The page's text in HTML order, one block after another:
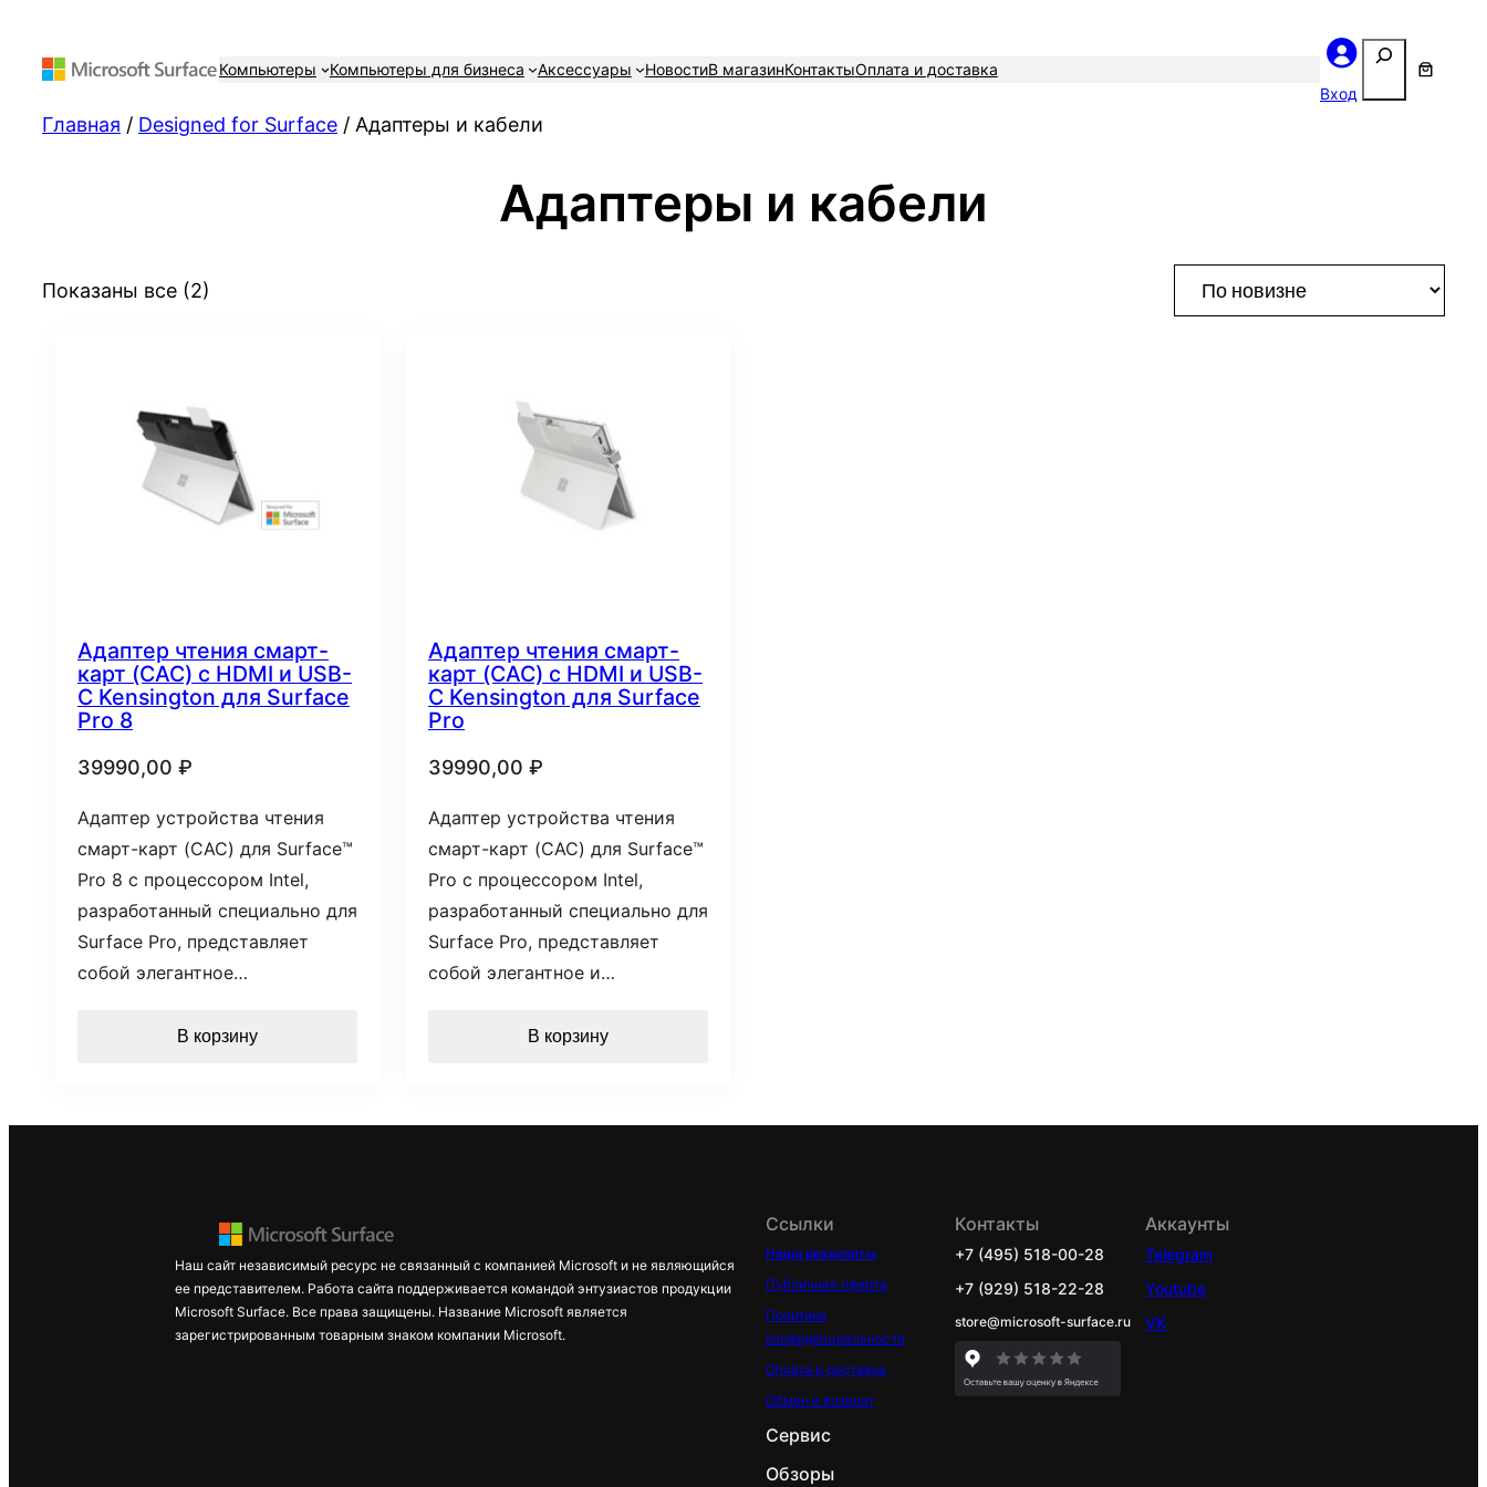
Компьютеры Компьютеры для бизнеса Аксессуары НовостиВ магазинКонтактыОплата и доставка
Вход
Поиск
Главная / Designed for Surface / Адаптеры и кабели
Адаптеры и кабели
Показаны все (2)
Адаптер чтения смарт-
карт (CAC) с HDMI и USB-
C Kensington для Surface
Pro 8
39990,00 ₽
Адаптер устройства чтения
смарт-карт (CAC) для Surface™
Pro 8 с процессором Intel,
разработанный специально для
Surface Pro, представляет
собой элегантное…
В корзину
Адаптер чтения смарт-
карт (CAC) с HDMI и USB-
C Kensington для Surface
Pro
39990,00 ₽
Адаптер устройства чтения
смарт-карт (CAC) для Surface™
Pro с процессором Intel,
разработанный специально для
Surface Pro, представляет
собой элегантное и…
В корзину
Наш сайт независимый ресурс не связанный с компанией Microsoft и не являющийся
ее представителем. Работа сайта поддерживается командой энтузиастов продукции
Microsoft Surface. Все права защищены. Название Microsoft является
зарегистрированным товарным знаком компании Microsoft.
Ссылки
Наши реквизиты
Публичная оферта
Политика
конфиденциальности
Оплата и доставка
Обмен и возврат
Сервис
Обзоры
Контакты
+7 (495) 518-00-28
+7 (929) 518-22-28
store@microsoft-surface.ru
Аккаунты
Telegram
Youtube
VK